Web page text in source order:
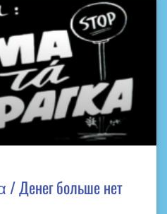
Денег больше нет